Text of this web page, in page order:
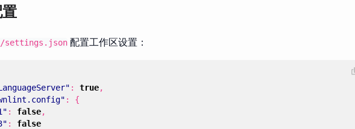
settings.json 配置工作区设置：
: true,
:
{
: false,
: false